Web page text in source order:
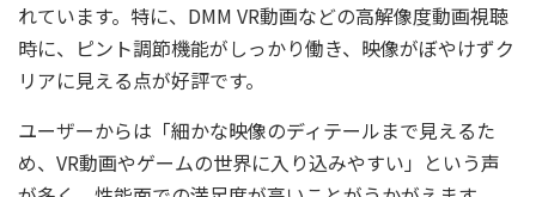
れています。特に、DMM VR動画などの高解像度動画視聴
時に、ピント調節機能がしっかり働き、映像がぼやけずク
リアに見える点が好評です。
ユーザーからは「細かな映像のディテールまで見えるた
め、VR動画やゲームの世界に入り込みやすい」という声